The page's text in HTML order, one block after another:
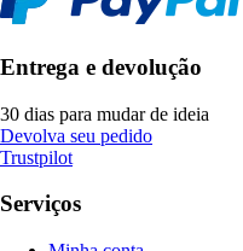
Entrega e devolução
30 dias para mudar de ideia
Devolva seu pedido
Trustpilot
Serviços